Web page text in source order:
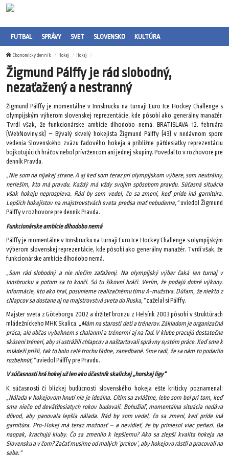
FUTBAL SPRÁVY SVET SLOVENSKO KULTÚRA
Ekonomický denník Hokej Hokej
Žigmund Pálffy je rád slobodný,
nezaťažený a nestranný
Žigmund Pálffy je momentálne v Innsbrucku na turnaji Euro Ice Hockey Challenge s
olympijským výberom slovenskej reprezentácie, kde pôsobí ako generálny manažér.
Tvrdí však, že funkcionárske ambície dlhodobo nemá. BRATISLAVA 12. februára
(WebNoviny.sk) – Bývalý skvelý hokejista Žigmund Pálffy (43) v nedávnom spore
vedenia Slovenského zväzu ľadového hokeja a približne päťdesiatky reprezentáciu
bojkotujúcich hráčov nebol prívržencom ani jednej skupiny. Povedal to v rozhovore pre
denník Pravda.
„Nie som na nijakej strane. A aj keď som teraz pri olympijskom výbere, som neutrálny,
neriešim, kto má pravdu. Každý má vždy svojím spôsobom pravdu. Súčasná situácia
však hokeju neprospieva. Rád by som vedel, čo sa zmení, keď príde iná garnitúra.
Lepších hokejistov na majstrovstvách sveta predsa mať nebudeme,“uviedol Žigmund
Pálffy v rozhovore pre denník Pravda.
Funkcionárske ambície dlhodobo nemá
Pálffy je momentálne v Innsbrucku na turnaji Euro Ice Hockey Challenge s olympijským
výberom slovenskej reprezentácie, kde pôsobí ako generálny manažér. Tvrdí však, že
funkcionárske ambície dlhodobo nemá.
„Som rád slobodný a nie niečím zaťažený. Na olympijský výber čaká len turnaj v
Innsbrucku a potom sa to končí. Sú tu šikovní hráči. Verím, že podajú dobré výkony.
Informácie, kto ako hral, posunieme realizačnému tímu A-mužstva. Dúfam, že niekto z
chlapcov sa dostane aj na majstrovstvá sveta do Ruska,“zaželal si Pálffy.
Majster sveta z Göteborgu 2002 a držiteľ bronzu z Helsínk 2003 pôsobí v štruktúrach
mládežníckeho MHK Skalica.„Mám na starosti deti a trénerov. Základom je organizačná
práca, ale občas vybehnem s chalanmi a trénermi aj na ľad. V klube pracujú dostatočne
skúsení tréneri, aby si ustrážili chlapcov a naštartovali správny systém práce. Keď sme k
mládeži prišli, tak to bolo celé trochu fádne, zanedbané. Sme radi, že sa nám to podarilo
rozbehnúť,“uviedol Pálffy pre Pravdu.
V súčasnosti hrá hokej už len ako účastník skalickej „horskej ligy“
K súčasnosti či blízkej budúcnosti slovenského hokeja ešte kriticky poznamenal:
„Nálada v hokejovom hnutí nie je ideálna. Cítim sa zvláštne, lebo som bol pri tom, keď
sme niečo od deväťdesiatych rokov budovali. Bohužiaľ, momentálna situácia nedáva
dôvod, aby panovala lepšia nálada. Rád by som vedel, čo sa zmení, keď príde iná
garnitúra. Pro-Hokej má teraz možnosť – a nevidieť, že by priniesol viac peňazí. Ba
naopak, krachujú kluby. Čo sa zmenilo k lepšiemu? Ako sa zlepší kvalita hokeja na
Slovensku a v čom? Začať musíme od malých ´prckov´, aby hokejovo rástli a pracovali na
sebe.“